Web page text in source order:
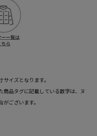
イズとなります。
商品タグに記載している数字は、ヌ
ございます。